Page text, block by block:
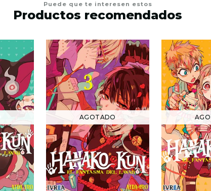
Puede que te interesen estos
Productos recomendados
AGOTADO